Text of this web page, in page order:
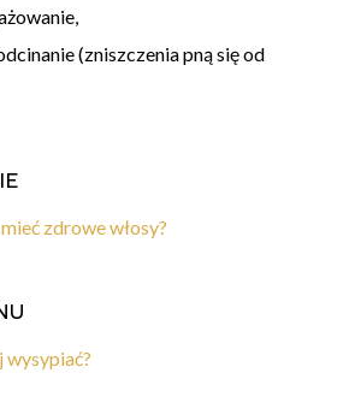
(zniszczenia pną się od
zdrowe włosy?
wysypiać?